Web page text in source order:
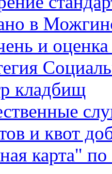
в
и
кладбищ
и квот
карта"